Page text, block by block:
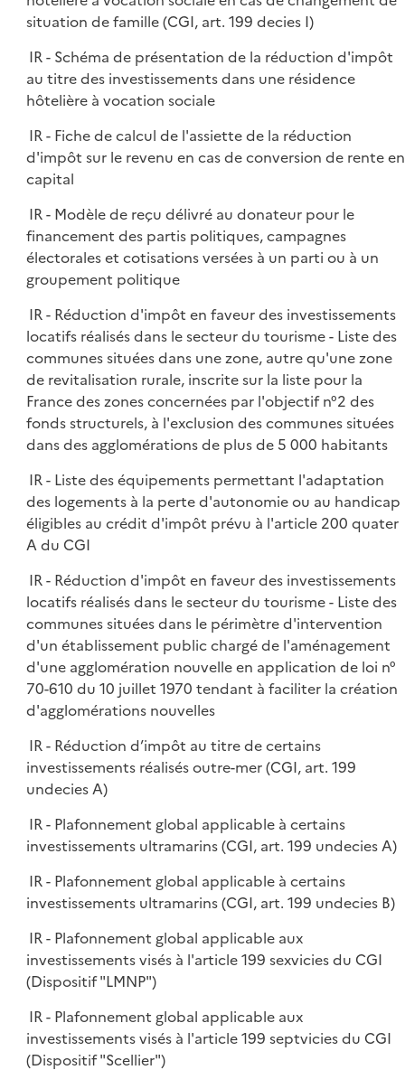
situation de famille (CGI, art. 199 decies I)
IR - Schéma de présentation de la réduction d'impôt
au titre des investissements dans une résidence
hôtelière à vocation sociale
IR - Fiche de calcul de l'assiette de la réduction
d'impôt sur le revenu en cas de conversion de rente en
capital
IR - Modèle de reçu délivré au donateur pour le
financement des partis politiques, campagnes
électorales et cotisations versées à un parti ou à un
groupement politique
IR - Réduction d'impôt en faveur des investissements
locatifs réalisés dans le secteur du tourisme - Liste des
communes situées dans une zone, autre qu'une zone
de revitalisation rurale, inscrite sur la liste pour la
France des zones concernées par l'objectif n°2 des
fonds structurels, à l'exclusion des communes situées
dans des agglomérations de plus de 5 000 habitants
IR - Liste des équipements permettant l'adaptation
des logements à la perte d'autonomie ou au handicap
éligibles au crédit d'impôt prévu à l'article 200 quater
A du CGI
IR - Réduction d'impôt en faveur des investissements
locatifs réalisés dans le secteur du tourisme - Liste des
communes situées dans le périmètre d'intervention
d'un établissement public chargé de l'aménagement
d'une agglomération nouvelle en application de loi n°
70-610 du 10 juillet 1970 tendant à faciliter la création
d'agglomérations nouvelles
IR - Réduction d’impôt au titre de certains
investissements réalisés outre-mer (CGI, art. 199
undecies A)
IR - Plafonnement global applicable à certains
investissements ultramarins (CGI, art. 199 undecies A)
IR - Plafonnement global applicable à certains
investissements ultramarins (CGI, art. 199 undecies B)
IR - Plafonnement global applicable aux
investissements visés à l'article 199 sexvicies du CGI
(Dispositif "LMNP")
IR - Plafonnement global applicable aux
investissements visés à l'article 199 septvicies du CGI
(Dispositif "Scellier")